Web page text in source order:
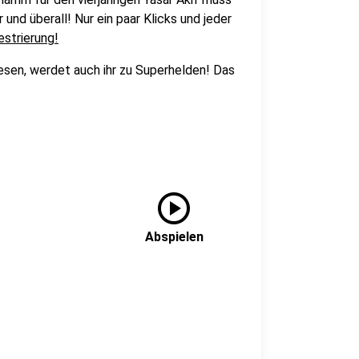
überall! Nur ein paar Klicks und jeder
werdet auch ihr zu Superhelden! Das
play_circle
Abspielen